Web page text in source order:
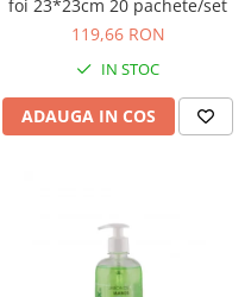
foi 23*23cm 20 pachete/set
119,66 RON
IN STOC
ADAUGA IN COS